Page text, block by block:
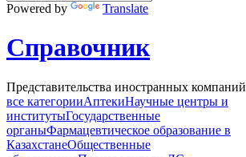
Powered by Translate
Справочник
Представительства иностранных компаний
все категорииАптекиНаучные центры и
институтыГосударственные
органыФармацевтическое образование в
КазахстанеОбщественные